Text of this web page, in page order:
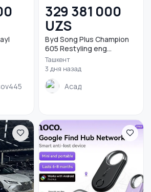
329 381 000
UZS
Byd Song Plus Champion
605 Restyling eng...
Ташкент
3 дня назад
Асад